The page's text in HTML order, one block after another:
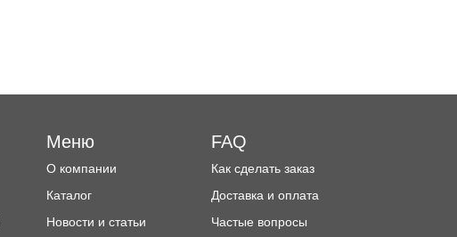
Меню
О компании
Каталог
Новости и статьи
FAQ
Как сделать заказ
Доставка и оплата
Частые вопросы